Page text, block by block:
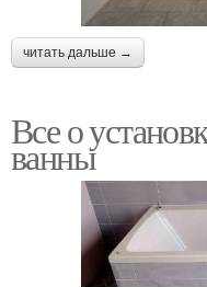
читать дальше →
Все о
ванны